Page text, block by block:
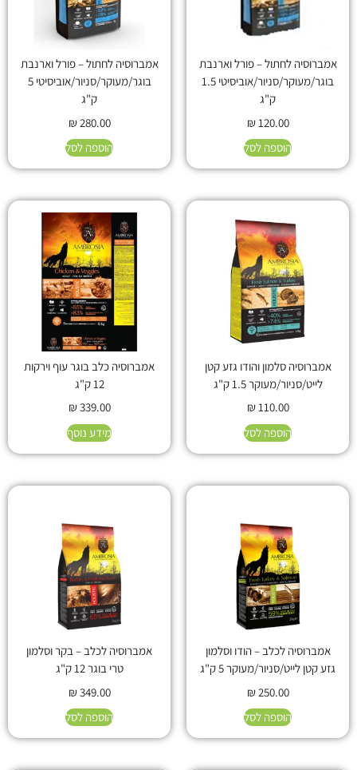
אמברוסיה לחתול – פורל וארנבת
בוגר/מעוקר/סניור/אוביסיטי 1.5
ק"ג
₪120.00
הוספה לסל
אמברוסיה לחתול – פורל וארנבת
בוגר/מעוקר/סניור/אוביסיטי 5
ק"ג
₪280.00
הוספה לסל
אמברוסיה סלמון והודו גזע קטן
לייט/סניור/מעוקר 1.5 ק"ג
₪110.00
הוספה לסל
אמברוסיה כלב בוגר עוף וירקות
12 ק"ג
₪339.00
מידע נוסף
אמברוסיה לכלב – הודו וסלמון
גזע קטן לייט/סניור/מעוקר 5 ק"ג
₪250.00
הוספה לסל
אמברוסיה לכלב – בקר וסלמון
טרי בוגר 12 ק"ג
₪349.00
הוספה לסל